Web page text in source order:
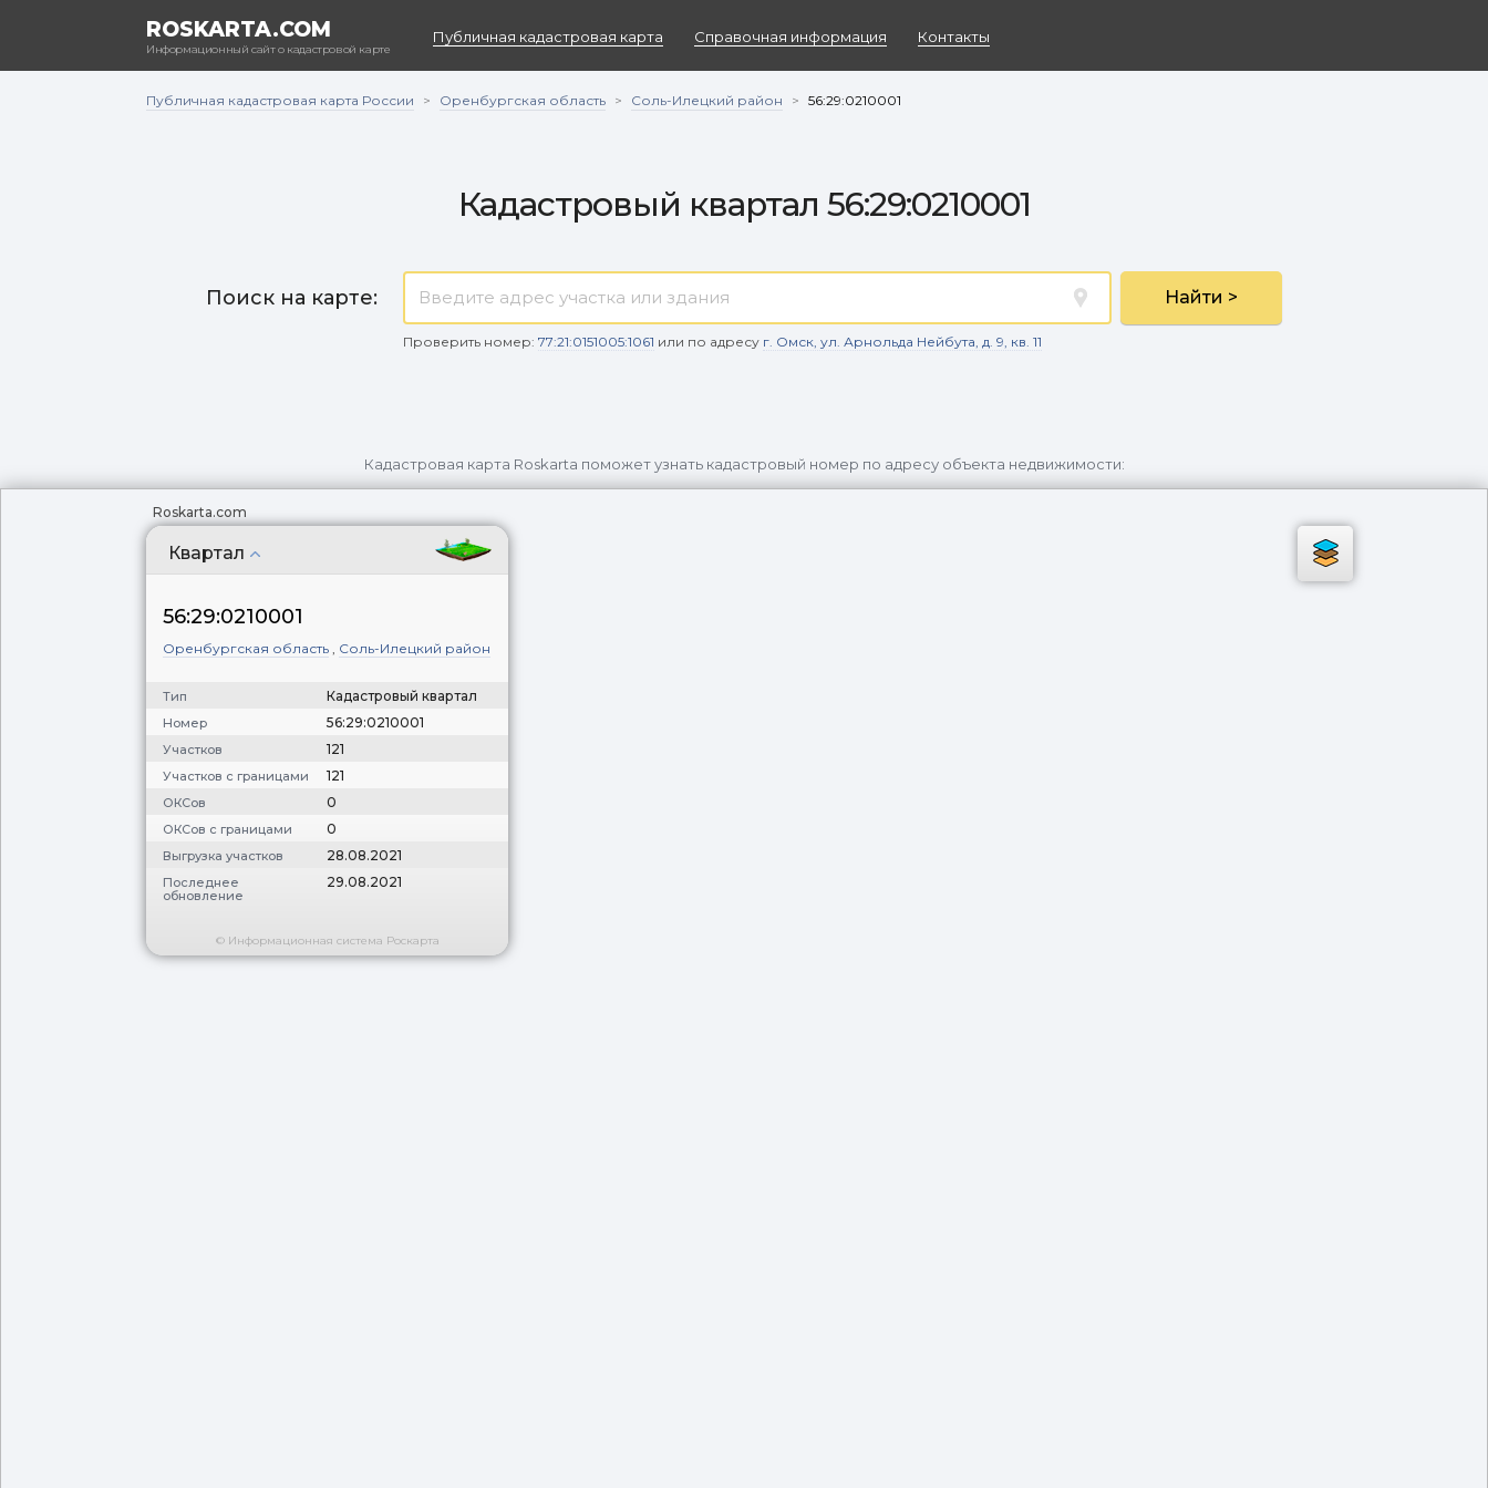
ROSKARTA.COM
Информационный сайт о кадастровой карте
Публичная кадастровая карта Справочная информация Контакты
Публичная кадастровая карта России > Оренбургская область > Соль-Илецкий район > 56:29:0210001
Кадастровый квартал 56:29:0210001
Поиск на карте:
Проверить номер: 77:21:0151005:1061 или по адресу г. Омск, ул. Арнольда Нейбута, д. 9, кв. 11
Найти >
Кадастровая карта Roskarta поможет узнать кадастровый номер по адресу объекта недвижимости:
Roskarta.com
Квартал
56:29:0210001
Оренбургская область Соль-Илецкий район
Тип Кадастровый квартал
Номер 56:29:0210001
Участков 121
Участков с границами 121
ОКСов 0
ОКСов с границами 0
Выгрузка участков 28.08.2021
Последнее
обновление
29.08.2021
© Информационная система Роскарта